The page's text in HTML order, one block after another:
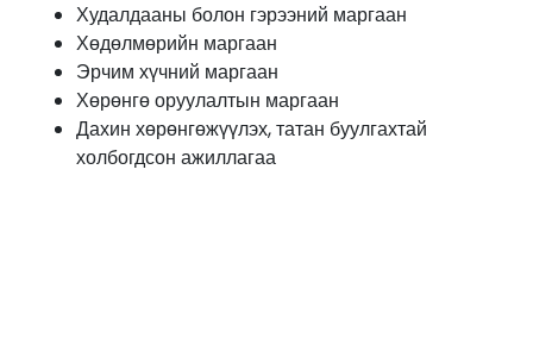
Худалдааны болон гэрээний маргаан
Хөдөлмөрийн маргаан
Эрчим хүчний маргаан
Хөрөнгө оруулалтын маргаан
Дахин хөрөнгөжүүлэх, татан буулгахтай
холбогдсон ажиллагаа